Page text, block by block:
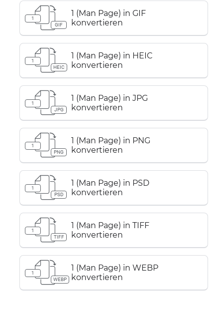
1
GIF
1 (Man Page) in GIF
konvertieren
1
HEIC
1 (Man Page) in HEIC
konvertieren
1
JPG
1 (Man Page) in JPG
konvertieren
1
PNG
1 (Man Page) in PNG
konvertieren
1
PSD
1 (Man Page) in PSD
konvertieren
1
TIFF
1 (Man Page) in TIFF
konvertieren
1
WEBP
1 (Man Page) in WEBP
konvertieren